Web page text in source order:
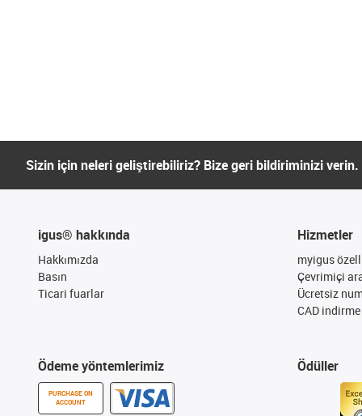
Sizin için neleri geliştirebiliriz? Bize geri bildiriminizi verin.
igus® hakkında
Hakkımızda
Basın
Ticari fuarlar
Ödeme yöntemlerimiz
PURCHASE ON
ACCOUNT
Hizmetler
myigus
Çevrimiçi
Ücretsiz
CAD
Ödüller